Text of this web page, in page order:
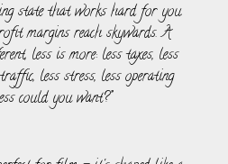
state that works hard for you.
margins reach skywards. A
less is more: less taxes, less
less stress, less operating
could you want?